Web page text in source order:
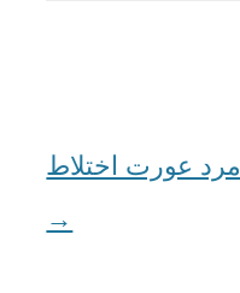
مرد عورت اختلاط
→